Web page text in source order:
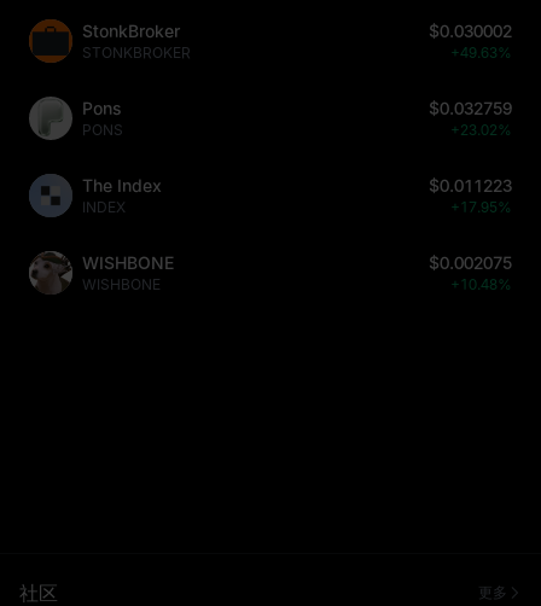
StonkBroker
STONKBROKER
$0.030002
+49.63%
Pons
PONS
$0.032759
+23.02%
The Index
INDEX
$0.011223
+17.95%
WISHBONE
WISHBONE
$0.002075
+10.48%
社区 更多